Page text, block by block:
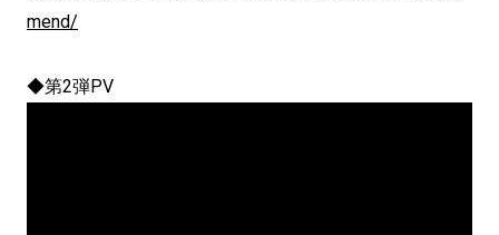
mend/
◆第2弾PV